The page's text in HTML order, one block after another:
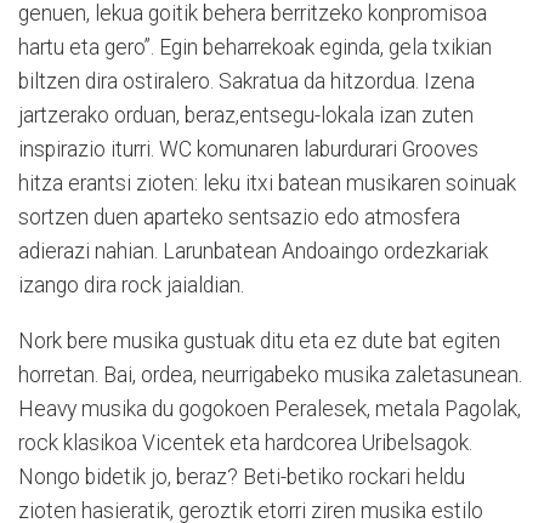
genuen, lekua goitik behera berritzeko konpromisoa
hartu eta gero”. Egin beharrekoak eginda, gela txikian
biltzen dira ostiralero. Sakratua da hitzordua. Izena
jartzerako orduan, beraz,entsegu-lokala izan zuten
inspirazio iturri. WC komunaren laburdurari Grooves
hitza erantsi zioten: leku itxi batean musikaren soinuak
sortzen duen aparteko sentsazio edo atmosfera
adierazi nahian. Larunbatean Andoaingo ordezkariak
izango dira rock jaialdian.
Nork bere musika gustuak ditu eta ez dute bat egiten
horretan. Bai, ordea, neurrigabeko musika zaletasunean.
Heavy musika du gogokoen Peralesek, metala Pagolak,
rock klasikoa Vicentek eta hardcorea Uribelsagok.
Nongo bidetik jo, beraz? Beti-betiko rockari heldu
zioten hasieratik, geroztik etorri ziren musika estilo